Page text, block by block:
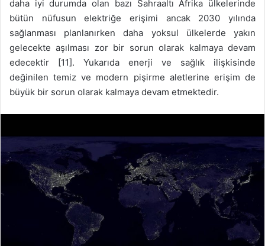
daha iyi durumda olan bazı Sahraaltı Afrika ülkelerinde
bütün nüfusun elektriğe erişimi ancak 2030 yılında
sağlanması planlanırken daha yoksul ülkelerde yakın
gelecekte aşılması zor bir sorun olarak kalmaya devam
edecektir [11]. Yukarıda enerji ve sağlık ilişkisinde
değinilen temiz ve modern pişirme aletlerine erişim de
büyük bir sorun olarak kalmaya devam etmektedir.